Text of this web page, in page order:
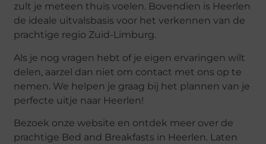
zult je meteen thuis voelen. Bovendien is Heerlen
de ideale uitvalsbasis voor het verkennen van de
prachtige regio Zuid-Limburg.
Als je nog vragen hebt of je eigen ervaringen wilt
delen, aarzel dan niet om contact met ons op te
nemen. We helpen je graag bij het plannen van je
perfecte uitje naar Heerlen!
Bezoek onze website en ontdek meer over de
prachtige Bed and Breakfasts in Heerlen. Laten